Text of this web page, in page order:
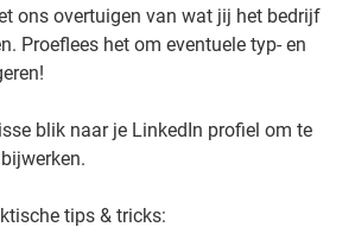
ons overtuigen van wat jij het bedrijf
Proeflees het om eventuele typ- en
blik naar je LinkedIn profiel om te
tips & tricks: